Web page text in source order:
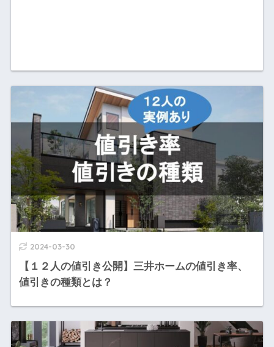
2024-03-30
【１２人の値引き公開】三井ホームの値引き率、
値引きの種類とは？